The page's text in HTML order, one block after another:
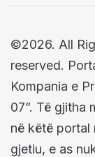
©2026. All
reserved.
Kompania e
07”. Të gjitha
në këtë portal
gjetiu, e as